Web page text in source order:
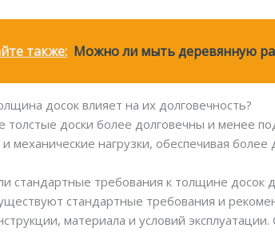
также: Можно ли мыть деревянную
досок влияет на их долговечность?
толстые доски более долговечны и менее
и механические нагрузки, обеспечивая
стандартные требования к толщине досок
стандартные требования и
материала и условий